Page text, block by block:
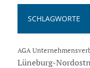
SCHLAGWORTE
AGA
Lüneburg-